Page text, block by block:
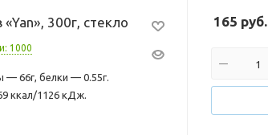
300г, стекло
1000
— 66г, белки — 0.55г.
ккал/1126 кДж.
165 руб.